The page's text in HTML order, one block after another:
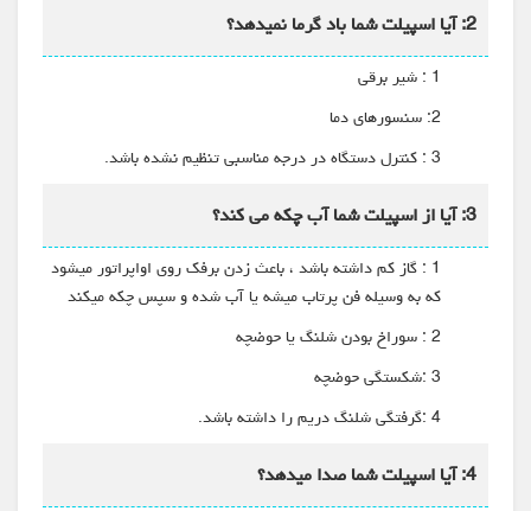
2: آیا اسپیلت شما باد گرما نمیدهد؟
1 : شیر برقی
2: سنسورهای دما
3 : کنترل دستگاه در درجه مناسبی تنظیم نشده باشد.
3: آیا از اسپیلت شما آب چکه می کند؟
1 : گاز کم داشته باشد ، باعث زدن برفک روی اواپراتور میشود
که به وسیله فن پرتاب میشه یا آب شده و سپس چکه میکند
2 : سوراخ بودن شلنگ یا حوضچه
3 :شکستگی حوضچه
4 :گرفتگی شلنگ دریم را داشته باشد.
4: آیا اسپیلت شما صدا میدهد؟